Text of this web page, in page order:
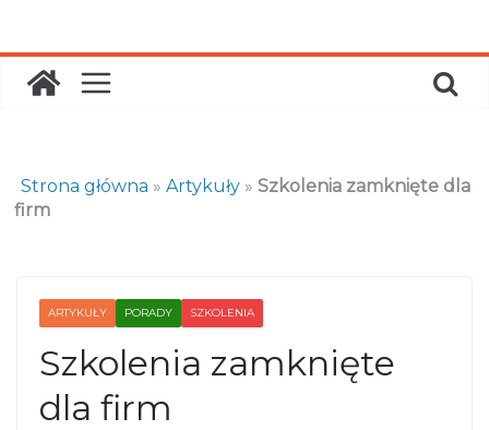
content
Strona główna »Artykuły »Szkolenia zamknięte dla
firm
ARTYKUŁY PORADY SZKOLENIA
Szkolenia zamknięte
dla firm